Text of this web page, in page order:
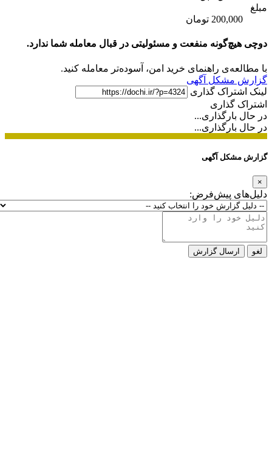
مبلغ
200,000 تومان
دوچی هیچ‌گونه منفعت و مسئولیتی در قبال معامله شما ندارد.
با مطالعه‌ی راهنمای خرید امن، آسوده‌تر معامله کنید.
گزارش مشکل آگهی
لینک اشتراک گذاری
اشتراک گذاری
در حال بارگذاری...
در حال بارگذاری...
گزارش مشکل آگهی
×
دلیل‌های پیش‌فرض:
لغو ارسال گزارش